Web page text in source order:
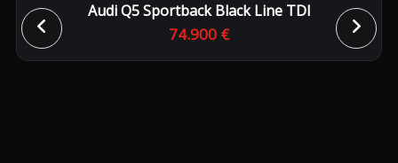
Audi Q5 Sportback Black Line TDI
74.900 €